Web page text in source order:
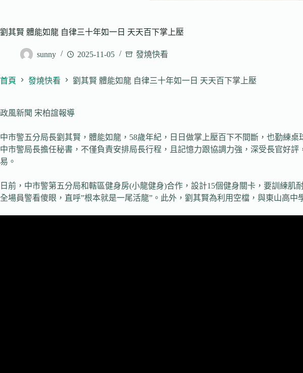
劉其賢 體能如龍 自律三十年如一日 天天百下掌上壓
sunny 2025-11-05 發燒快看
首頁 發燒快看 劉其賢 體能如龍 自律三十年如一日 天天百下掌上壓
政風新聞 宋柏誼報導
中市警五分局長劉其賢，體能如龍，58歲年紀，日日做掌上壓百下不間斷，也勤練
中市警局長擔任秘書，不僅負責安排局長行程，且記憶力跟協調力強，深受長官好
易。
日前，中市警第五分局和轄區健身房(小龍健身)合作，設計15個健身關卡，要訓練
全場員警看傻眼，直呼”根本就是一尾活龍”。此外，劉其賢為利用空檔，與東山高中